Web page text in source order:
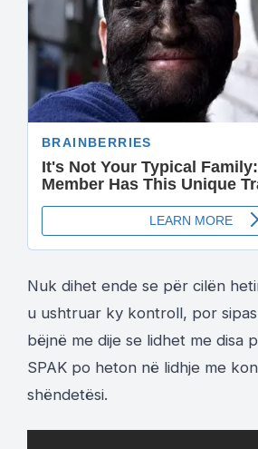
Nuk dihet ende se për cilën
u ushtruar ky kontroll, por
bëjnë me dije se lidhet me disa
SPAK po heton në lidhje me
shëndetësi.